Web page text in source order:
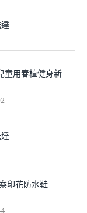
童用春植健身新
印花防水鞋